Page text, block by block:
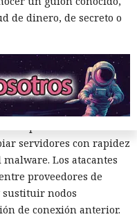
que se dirigía
configuraciones y
dispositivos infectados
maliciosos mediante
consultas de dominio.
servidores con rapidez
Los atacantes
proveedores de
nodos
de conexión anterior.
de dinero, de secreto o